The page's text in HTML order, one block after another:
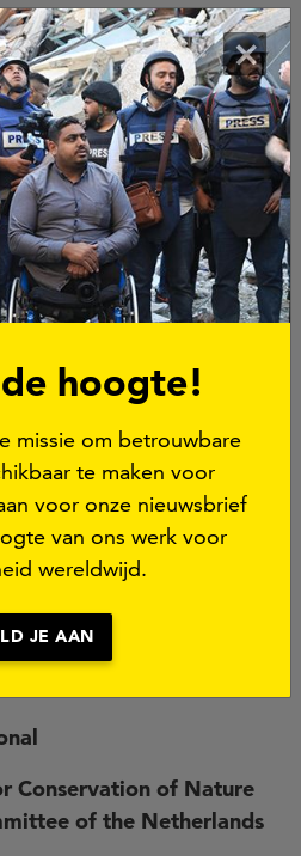
op zich
anti-SLAPP-
zijn grenzen en breder in
de EU Anti-SLAPPs-
aannemen van robuuste
bescherming tegen
om deze vormen
maar ook om de
als voorvechter van
en mensenrechten
and Media Freedom
Journalists (EFJ)
Conservation of Nature
of the Netherlands
×
hoogte!
missie om betrouwbare
te maken voor
voor onze nieuwsbrief
van ons werk voor
wereldwijd.
JE AAN